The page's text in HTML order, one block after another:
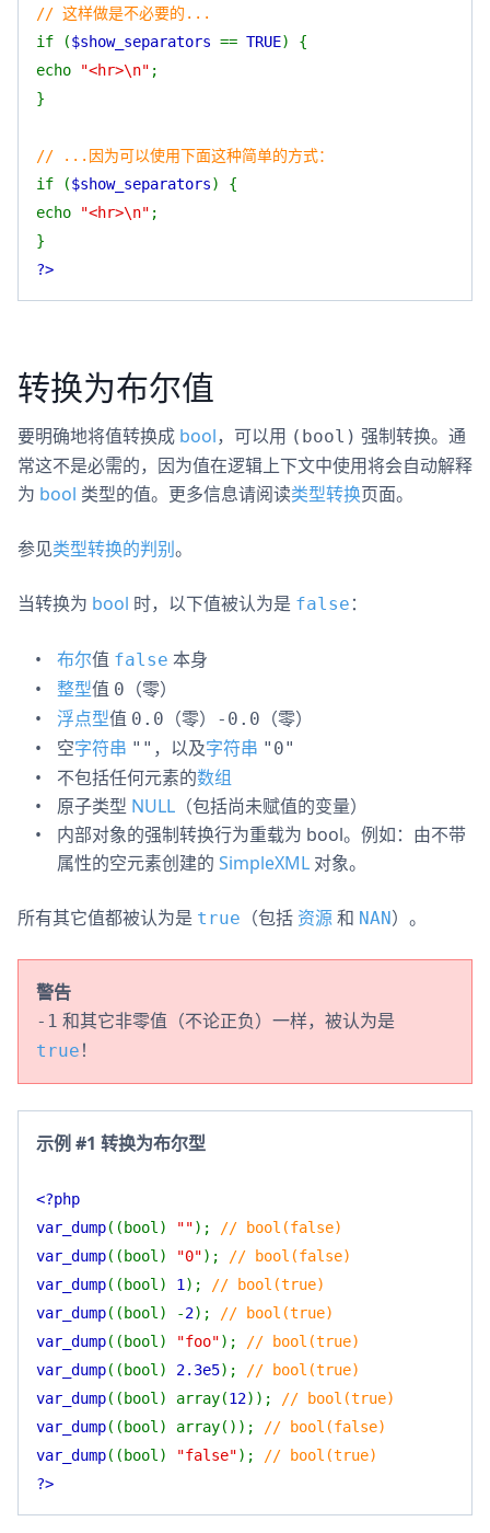
// 这样做是不必要的...
if ($show_separators == TRUE) {
echo
"<hr>\n" ;
}
// ...因为可以使用下面这种简单的方式：
if ($show_separators) {
echo
"<hr>\n" ;
}
?>
转换为布尔值
要明确地将值转换成 bool，可以用 (bool) 强制转换。通
常这不是必需的，因为值在逻辑上下文中使用将会自动解释
为 bool 类型的值。更多信息请阅读类型转换页面。
参见类型转换的判别。
当转换为 bool 时，以下值被认为是 false ：
布尔值 false 本身
整型值 0
（零）
浮点型值 0.0 （零） -0.0
（零）
空字符串 "" ，以及字符串 "0"
不包括任何元素的数组
原子类型 NULL （包括尚未赋值的变量）
内部对象的强制转换行为重载为 bool。例如：由不带
属性的空元素创建的 SimpleXML 对象。
所有其它值都被认为是 true （包括 资源和 NAN）。
警告
-1 和其它非零值（不论正负）一样，被认为是
true ！
示例 #1 转换为布尔型
<?php
var_dump((bool) "");
// bool(false)
var_dump((bool) "0");
// bool(false)
var_dump((bool) 1 );
// bool(true)
var_dump((bool) -2);
// bool(true)
var_dump((bool) "foo");
// bool(true)
var_dump((bool) 2.3e5);
// bool(true)
var_dump((bool) array(12));
// bool(true)
var_dump((bool) array());
// bool(false)
var_dump((bool) "false");
// bool(true)
?>